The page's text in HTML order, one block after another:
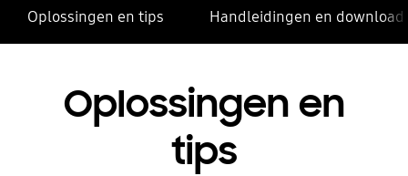
Oplossingen en tips Handleidingen en
Oplossingen en
tips